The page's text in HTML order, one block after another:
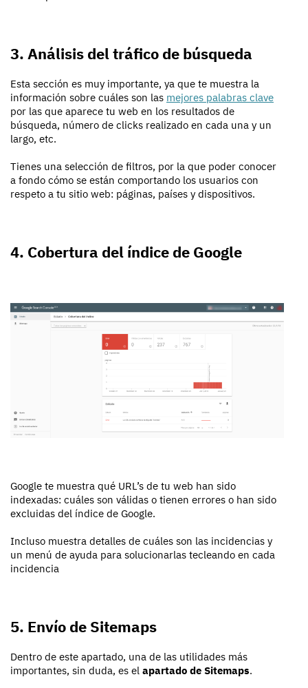
3. Análisis del tráfico de búsqueda
Esta sección es muy importante, ya que te muestra la
información sobre cuáles son las mejores palabras clave
por las que aparece tu web en los resultados de
búsqueda, número de clicks realizado en cada una y un
largo, etc.
Tienes una selección de filtros, por la que poder conocer
a fondo cómo se están comportando los usuarios con
respeto a tu sitio web: páginas, países y dispositivos.
4. Cobertura del índice de Google
Google te muestra qué URL’s de tu web han sido
indexadas: cuáles son válidas o tienen errores o han sido
excluidas del índice de Google.
Incluso muestra detalles de cuáles son las incidencias y
un menú de ayuda para solucionarlas tecleando en cada
incidencia
5. Envío de Sitemaps
Dentro de este apartado, una de las utilidades más
importantes, sin duda, es el apartado de Sitemaps.